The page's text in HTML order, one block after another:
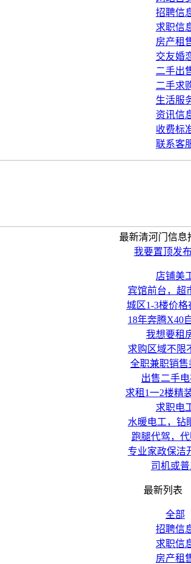
招聘信
求职信
房产租
交友婚
二手出
二手求
生活服
资讯信
收费标
联系客
最新清河门信息
我要置顶发布
店铺美
宾馆前台，超
城区1-3楼价格
18年奔腾X40
我想要租
求购区域不限
全职兼职销售
出售二手
求租1一2楼精
求职电
水暖电工，钻
跑腿代驾，
专业家政保洁
司机或
最新列表
全部
招聘信
求职信
房产租